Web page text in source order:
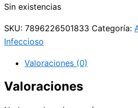
Sin existencias
SKU: 7896226501833 Categoría:
Infeccioso
Valoraciones (0)
Valoraciones